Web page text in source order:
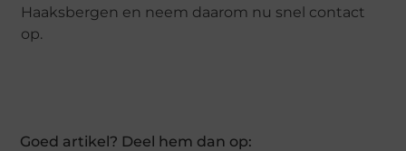
Haaksbergen en neem daarom nu snel contact
op.
Goed artikel? Deel hem dan op: